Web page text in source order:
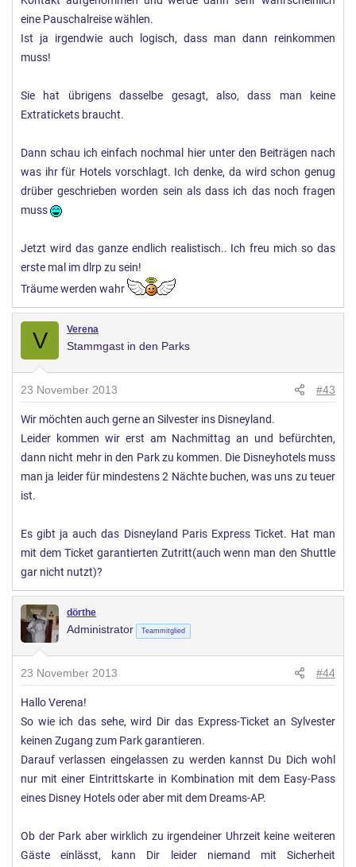
eine Pauschalreise wählen.
Ist ja irgendwie auch logisch, dass man dann reinkommen
muss!
Sie hat übrigens dasselbe gesagt, also, dass man keine
Extratickets braucht.
Dann schau ich einfach nochmal hier unter den Beiträgen nach
was ihr für Hotels vorschlagt. Ich denke, da wird schon genug
drüber geschrieben worden sein als dass ich das noch fragen
muss
Jetzt wird das ganze endlich realistisch.. Ich freu mich so das
erste mal im dlrp zu sein!
Träume werden wahr
V Verena
Stammgast in den Parks
23 November 2013 #43
Wir möchten auch gerne an Silvester ins Disneyland.
Leider kommen wir erst am Nachmittag an und befürchten,
dann nicht mehr in den Park zu kommen. Die Disneyhotels muss
man ja leider für mindestens 2 Nächte buchen, was uns zu teuer
ist.
Es gibt ja auch das Disneyland Paris Express Ticket. Hat man
mit dem Ticket garantierten Zutritt(auch wenn man den Shuttle
gar nicht nutzt)?
dörthe
Administrator Teammitglied
23 November 2013 #44
Hallo Verena!
So wie ich das sehe, wird Dir das Express-Ticket an Sylvester
keinen Zugang zum Park garantieren.
Darauf verlassen eingelassen zu werden kannst Du Dich wohl
nur mit einer Eintrittskarte in Kombination mit dem Easy-Pass
eines Disney Hotels oder aber mit dem Dreams-AP.
Ob der Park aber wirklich zu irgendeiner Uhrzeit keine weiteren
Gäste einlässt, kann Dir leider niemand mit Sicherheit